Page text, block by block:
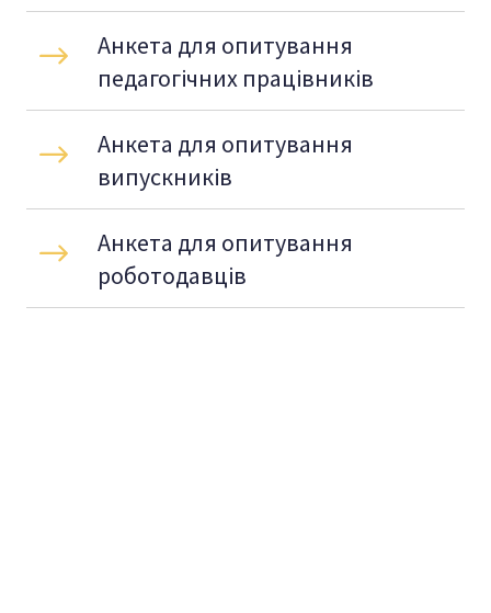
Анкета для опитування
педагогічних працівників
Анкета для опитування
випускників
Анкета для опитування
роботодавців